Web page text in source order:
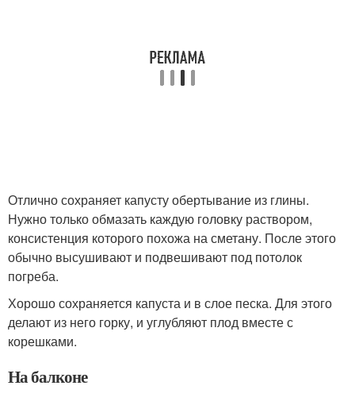
Отлично сохраняет капусту обертывание из глины.
Нужно только обмазать каждую головку раствором,
консистенция которого похожа на сметану. После этого
обычно высушивают и подвешивают под потолок
погреба.
Хорошо сохраняется капуста и в слое песка. Для этого
делают из него горку, и углубляют плод вместе с
корешками.
На балконе